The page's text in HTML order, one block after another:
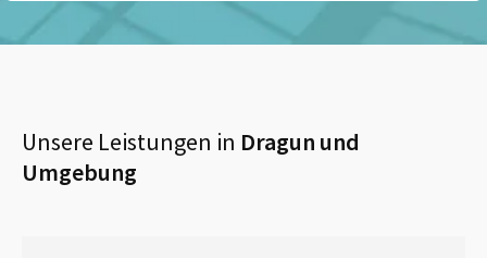
Unsere Leistungen in Dragun und
Umgebung